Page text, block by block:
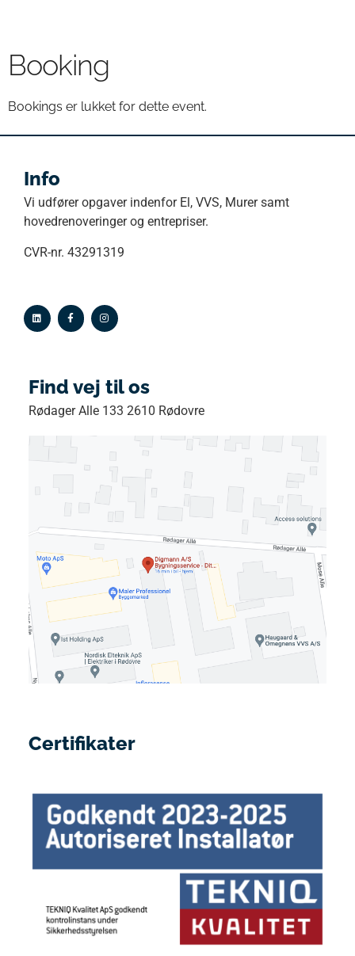
Booking
Bookings er lukket for dette event.
Info
Vi udfører opgaver indenfor El, VVS, Murer samt
hovedrenoveringer og entrepriser.
CVR-nr. 43291319
Find vej til os
Rødager Alle 133 2610 Rødovre
Certifikater